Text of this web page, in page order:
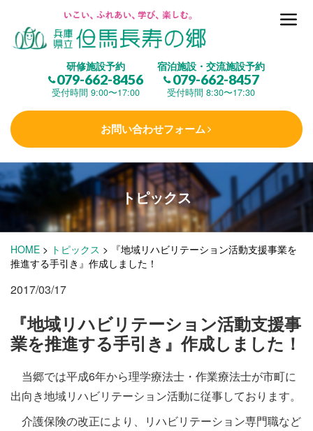
研修施設予約
079-662-8456
受付時間 9:00〜17:00
宿泊施設・交流施設予約
079-662-8457
受付時間 8:30〜17:30
お問い合わせフォーム
但馬長寿の郷とは
(研修施設)
楽しむ
学 ぶ (健康福祉)
泊まる(宿泊)
施設・料金
アクセス
トピックス
HOME > トピックス >
『地域リハビリテーション活動支援事業を
推進する手引き』作成しました！
2017/03/17
『地域リハビリテーション活動支援事
業を推進する手引き』作成しました！
当郷では平成6年から理学療法士・作業療法士が市町に
出向き地域リハビリテーション活動に従事しております。
介護保険の改正により、リハビリテーション専門職など